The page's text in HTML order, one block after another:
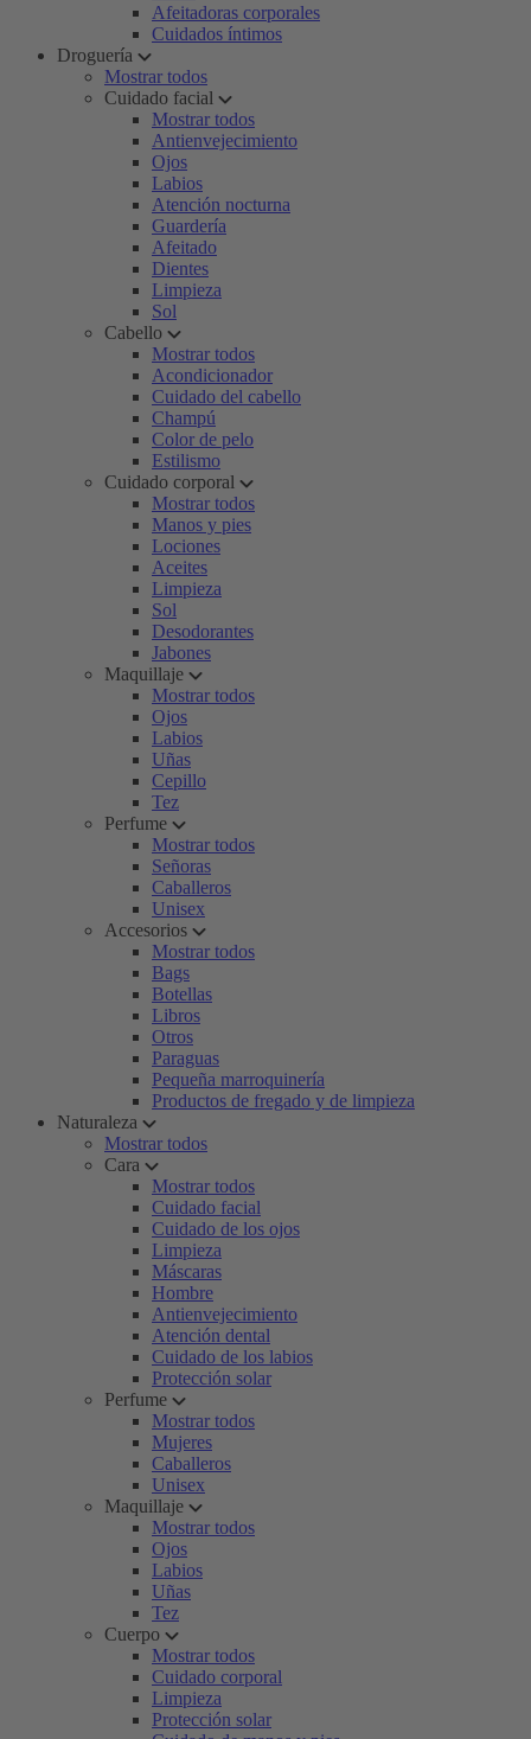
Afeitadoras corporales
Cuidados íntimos
Droguería
Mostrar todos
Cuidado facial
Mostrar todos
Antienvejecimiento
Ojos
Labios
Atención nocturna
Guardería
Afeitado
Dientes
Limpieza
Sol
Cabello
Mostrar todos
Acondicionador
Cuidado del cabello
Champú
Color de pelo
Estilismo
Cuidado corporal
Mostrar todos
Manos y pies
Lociones
Aceites
Limpieza
Sol
Desodorantes
Jabones
Maquillaje
Mostrar todos
Ojos
Labios
Uñas
Cepillo
Tez
Perfume
Mostrar todos
Señoras
Caballeros
Unisex
Accesorios
Mostrar todos
Bags
Botellas
Libros
Otros
Paraguas
Pequeña marroquinería
Productos de fregado y de limpieza
Naturaleza
Mostrar todos
Cara
Mostrar todos
Cuidado facial
Cuidado de los ojos
Limpieza
Máscaras
Hombre
Antienvejecimiento
Atención dental
Cuidado de los labios
Protección solar
Perfume
Mostrar todos
Mujeres
Caballeros
Unisex
Maquillaje
Mostrar todos
Ojos
Labios
Uñas
Tez
Cuerpo
Mostrar todos
Cuidado corporal
Limpieza
Protección solar